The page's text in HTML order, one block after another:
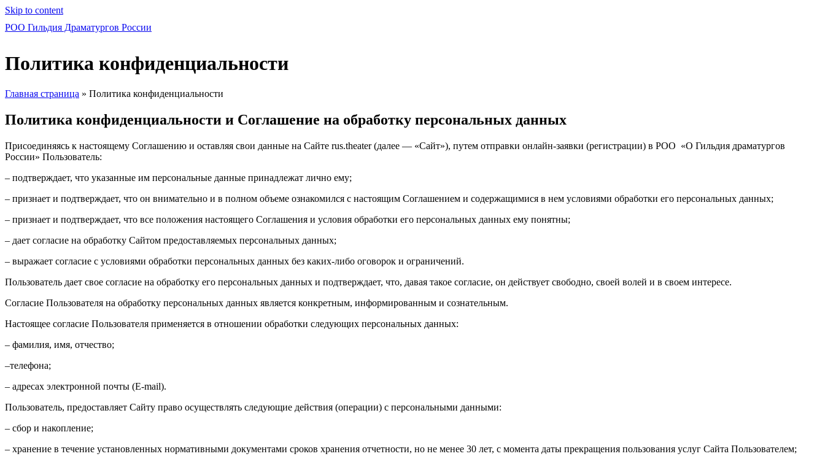
Skip to content
РОО Гильдия Драматургов России
Политика конфиденциальности
Главная страница » Политика конфиденциальности
Политика конфиденциальности и Соглашение на обработку персональных данных
Присоединяясь к настоящему Соглашению и оставляя свои данные на Сайте rus.theater (далее — «Сайт»), путем отправки онлайн-заявки (регистрации) в РОО «О Гильдия драматургов
России» Пользователь:
– подтверждает, что указанные им персональные данные принадлежат лично ему;
– признает и подтверждает, что он внимательно и в полном объеме ознакомился с настоящим Соглашением и содержащимися в нем условиями обработки его персональных данных;
– признает и подтверждает, что все положения настоящего Соглашения и условия обработки его персональных данных ему понятны;
– дает согласие на обработку Сайтом предоставляемых персональных данных;
– выражает согласие с условиями обработки персональных данных без каких-либо оговорок и ограничений.
Пользователь дает свое согласие на обработку его персональных данных и подтверждает, что, давая такое согласие, он действует свободно, своей волей и в своем интересе.
Согласие Пользователя на обработку персональных данных является конкретным, информированным и сознательным.
Настоящее согласие Пользователя применяется в отношении обработки следующих персональных данных:
– фамилия, имя, отчество;
–телефона;
– адресах электронной почты (E-mail).
Пользователь, предоставляет Сайту право осуществлять следующие действия (операции) с персональными данными:
– сбор и накопление;
– хранение в течение установленных нормативными документами сроков хранения отчетности, но не менее 30 лет, с момента даты прекращения пользования услуг Сайта Пользователем;